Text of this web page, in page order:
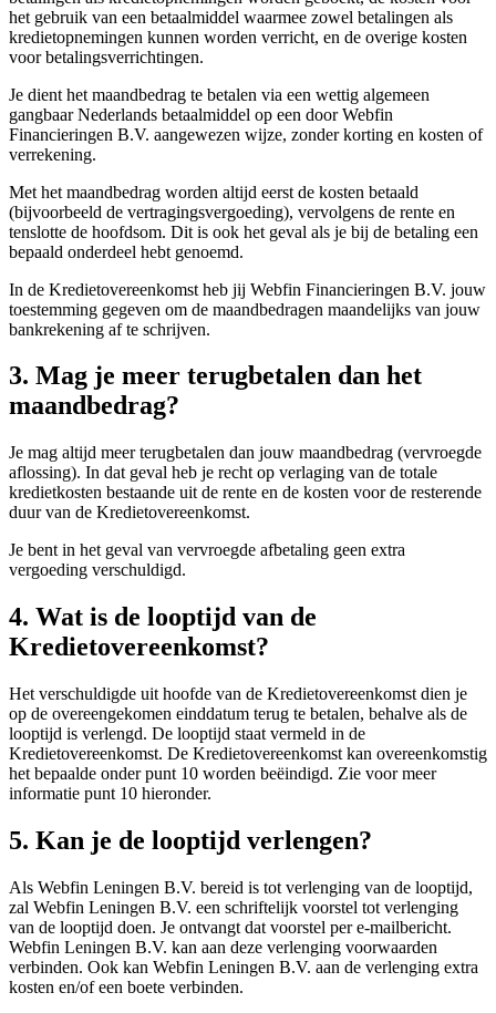
het gebruik van een betaalmiddel waarmee zowel betalingen als
kredietopnemingen kunnen worden verricht, en de overige kosten
voor betalingsverrichtingen.
Je dient het maandbedrag te betalen via een wettig algemeen
gangbaar Nederlands betaalmiddel op een door Webfin
Financieringen B.V. aangewezen wijze, zonder korting en kosten of
verrekening.
Met het maandbedrag worden altijd eerst de kosten betaald
(bijvoorbeeld de vertragingsvergoeding), vervolgens de rente en
tenslotte de hoofdsom. Dit is ook het geval als je bij de betaling een
bepaald onderdeel hebt genoemd.
In de Kredietovereenkomst heb jij Webfin Financieringen B.V. jouw
toestemming gegeven om de maandbedragen maandelijks van jouw
bankrekening af te schrijven.
3. Mag je meer terugbetalen dan het
maandbedrag?
Je mag altijd meer terugbetalen dan jouw maandbedrag (vervroegde
aflossing). In dat geval heb je recht op verlaging van de totale
kredietkosten bestaande uit de rente en de kosten voor de resterende
duur van de Kredietovereenkomst.
Je bent in het geval van vervroegde afbetaling geen extra
vergoeding verschuldigd.
4. Wat is de looptijd van de
Kredietovereenkomst?
Het verschuldigde uit hoofde van de Kredietovereenkomst dien je
op de overeengekomen einddatum terug te betalen, behalve als de
looptijd is verlengd. De looptijd staat vermeld in de
Kredietovereenkomst. De Kredietovereenkomst kan overeenkomstig
het bepaalde onder punt 10 worden beëindigd. Zie voor meer
informatie punt 10 hieronder.
5. Kan je de looptijd verlengen?
Als Webfin Leningen B.V. bereid is tot verlenging van de looptijd,
zal Webfin Leningen B.V. een schriftelijk voorstel tot verlenging
van de looptijd doen. Je ontvangt dat voorstel per e-mailbericht.
Webfin Leningen B.V. kan aan deze verlenging voorwaarden
verbinden. Ook kan Webfin Leningen B.V. aan de verlenging extra
kosten en/of een boete verbinden.